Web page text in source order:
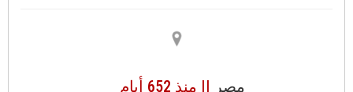
مصر || منذ 652 أيام